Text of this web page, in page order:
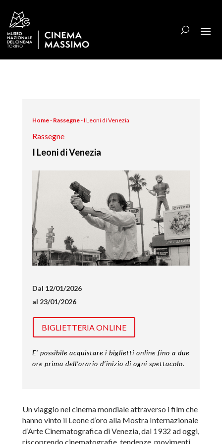
Home- Rassegne-I Leoni di Venezia
Rassegne
I Leoni di Venezia
Dal 12/01/2026
al 23/01/2026
BIGLIETTERIA ONLINE
E’ possibile acquistare i biglietti online fino a due
ore prima dell’orario d’inizio di ogni spettacolo.
Un viaggio nel cinema mondiale attraverso i film che
hanno vinto il Leone d’oro alla Mostra Internazionale
d’Arte Cinematografica di Venezia, dal 1932 ad oggi,
riscoprendo cinematografie, tendenze, movimenti,